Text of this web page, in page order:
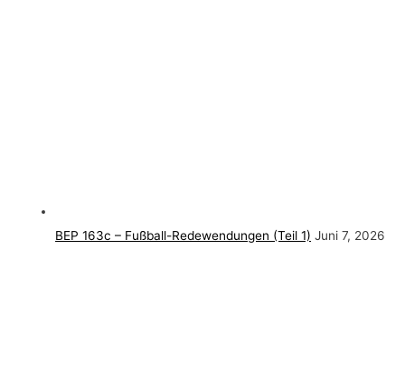
BEP 163c – Fußball-Redewendungen (Teil 1) Juni 7, 2026